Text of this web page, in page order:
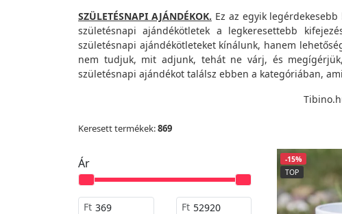
SZÜLETÉSNAPI AJÁNDÉKOK. Ez az egyik
születésnapi ajándékötletek a legkeresettebb
születésnapi ajándékötleteket kínálunk, hanem
nem tudjuk, mit adjunk, tehát ne várj, és
születésnapi ajándékot találsz ebben a kategóriában,
Keresett termékek:869
Ár
Ft Ft
-15%
TOP